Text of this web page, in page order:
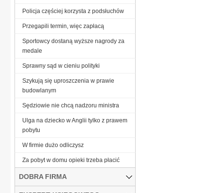
Policja częściej korzysta z podsłuchów
Przegapili termin, więc zapłacą
Sportowcy dostaną wyższe nagrody za
medale
Sprawny sąd w cieniu polityki
Szykują się uproszczenia w prawie
budowlanym
Sędziowie nie chcą nadzoru ministra
Ulga na dziecko w Anglii tylko z prawem
pobytu
W firmie dużo odliczysz
Za pobyt w domu opieki trzeba płacić
DOBRA FIRMA